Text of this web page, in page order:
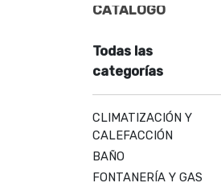
CATÁLOGO
Todas las
categorías
CLIMATIZACIÓN Y
CALEFACCIÓN
BAÑO
FONTANERÍA Y GAS